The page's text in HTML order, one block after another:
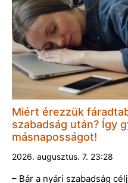
Miért érezzük
szabadság után? Így
másnaposságot!
2026. augusztus. 7. 23:28
– Bár a nyári szabadság